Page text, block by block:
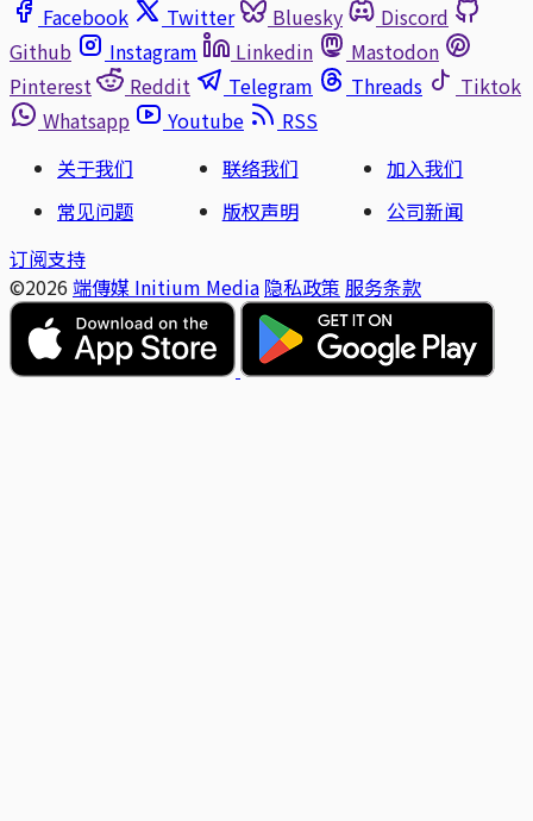
Facebook
Twitter Bluesky
Discord
Github
Instagram Linkedin
Mastodon
Pinterest
Reddit Telegram Threads
Tiktok
Whatsapp
Youtube
RSS
关于我们
联络我们
加入我们
常见问题
版权声明
公司新闻
订阅支持
©2026 端傳媒 Initium Media 隐私政策 服务条款